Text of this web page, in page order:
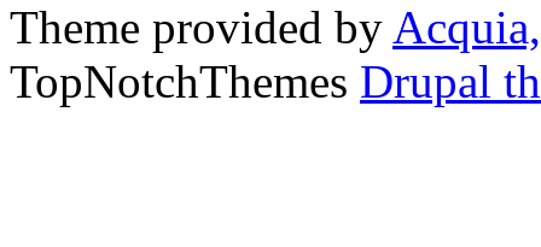
Theme provided by
TopNotchThemes Drupal